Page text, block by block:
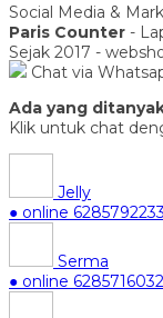
Social Media &
Paris Counter -
Sejak 2017 -
Chat via
Ada yang
Klik untuk chat
Jelly
● online
Serma
● online